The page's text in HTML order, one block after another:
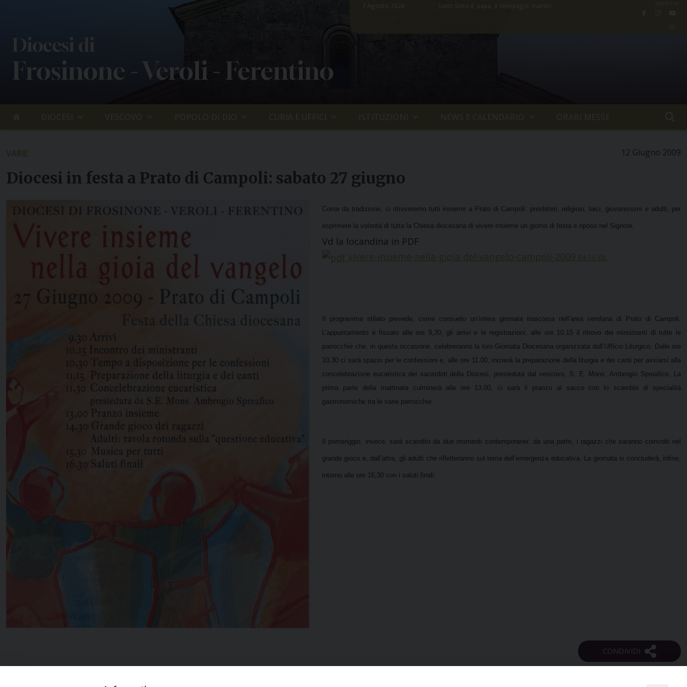
7 Agosto 2026 Santi Sisto II, papa, e compagni, martiri
Diocesi di
Frosinone - Veroli - Ferentino
DIOCESI VESCOVO POPOLO DI DIO CURIA E UFFICI ISTITUZIONI NEWS E CALENDARIO ORARI MESSE
12 Giugno 2009
VARIE
Diocesi in festa a Prato di Campoli: sabato 27 giugno
Come da tradizione, ci ritroveremo tutti insieme a Prato di Campoli: presbiteri, religiosi, laici, giovanissimi e adulti, per
esprimere la volontà di tutta la Chiesa diocesana di vivere insieme un giorno di festa e riposo nel Signore.
Vd la locandina in PDF
vivere-insieme-nella-gioia-del-vangelo-campoli-2009 84.16 Kb
Il programma stilato prevede, come consueto un’intera giornata trascorsa nell’area verolana di Prato di Campoli.
L’appuntamento è fissato alle ore 9,30, gli arrivi e le registrazioni; alle ore 10.15 il ritrovo dei ministranti di tutte le
parrocchie che, in questa occasione, celebreranno la loro Giornata Diocesana organizzata dall’Ufficio Liturgico. Dalle ore
10,30 ci sarà spazio per le confessioni e, alle ore 11.00, inizierà la preparazione della liturgia e dei canti per avviarsi alla
concelebrazione eucaristica dei sacerdoti della Diocesi, presieduta dal vescovo, S. E. Mons. Ambrogio Spreafico. La
prima parte della mattinata culminerà alle ore 13.00, ci sarà il pranzo al sacco con lo scambio di specialità
gastronomiche tra le varie parrocchie.
Il pomeriggio, invece, sarà scandito da due momenti contemporanei: da una parte, i ragazzi che saranno coinvolti nel
grande gioco e, dall’altra, gli adulti che rifletteranno sul tema dell’emergenza educativa. La giornata si concluderà, infine,
intorno alle ore 16,30 con i saluti finali.